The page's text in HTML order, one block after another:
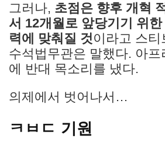
그러나, 초점은 향후 개혁
서 12개월로 앞당기기 위
력에 맞춰질 것이라고 스
수석법무관은 말했다. 아프
에 반대 목소리를 냈다.
의제에서 벗어나서…
ㅋㅂㄷ 기원